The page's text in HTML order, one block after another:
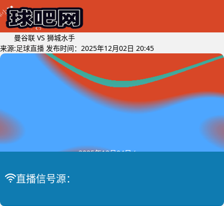
曼谷联 VS 狮城水手
来源:足球直播 发布时间：2025年12月02日 20:45
东盟锦标
2025年12月04日 (星期四)
直播信号源：